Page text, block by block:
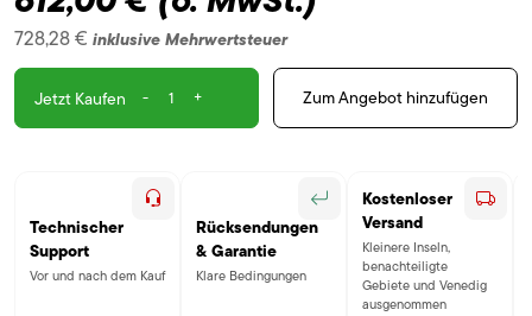
728,28 € inklusive Mehrwertsteuer
Jetzt Kaufen - + Zum Angebot hinzufügen
Technischer
Support
Vor und nach dem Kauf
Rücksendungen
& Garantie
Klare Bedingungen
Kostenloser
Versand
Kleinere Inseln,
benachteiligte
Gebiete und Venedig
ausgenommen